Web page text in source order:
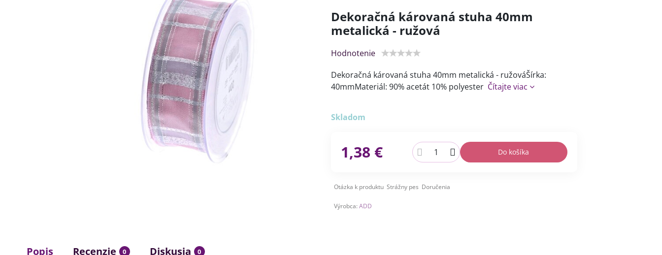
Dekoračná károvaná stuha 40mm
metalická - ružová
Hodnotenie
Dekoračná károvaná stuha 40mm metalická - ružováŠírka:
40mmMateriál: 90% acetát 10% polyester Čítajte viac
Skladom
1,38 € Do košíka
Otázka k produktu Strážny pes Doručenia
Výrobca: ADD
Popis Recenzie 0 Diskusia 0